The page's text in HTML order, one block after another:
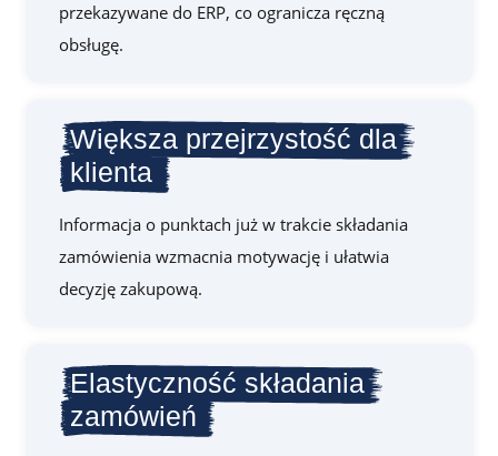
przekazywane do ERP, co ogranicza ręczną
obsługę.
Większa przejrzystość dla
klienta
Informacja o punktach już w trakcie składania
zamówienia wzmacnia motywację i ułatwia
decyzję zakupową.
Elastyczność składania
zamówień